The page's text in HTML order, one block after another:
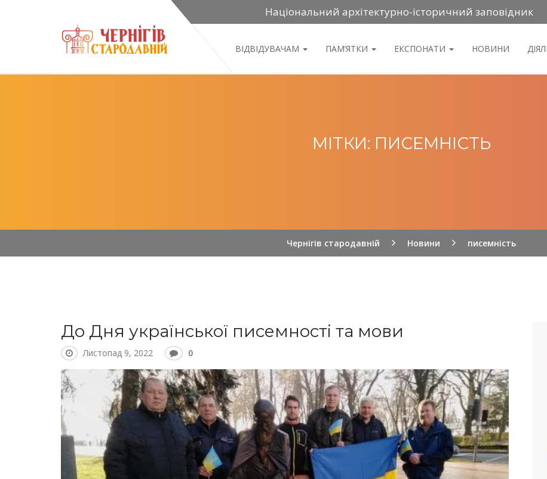
Національний архітектурно-історичний заповідник
ВІДВІДУВАЧАМ ПАМ’ЯТКИ ЕКСПОНАТИ НОВИНИ
МІТКИ: ПИСЕМНІСТЬ
Чернігів стародавній Новини писемність
До Дня української писемності та мови
Листопад 9, 2022 0